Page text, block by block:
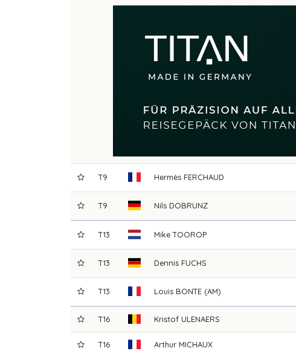
T9 Hermès FERCHAUD
T9 Nils DOBRUNZ
T13 Mike TOOROP
T13 Dennis FUCHS
T13 Louis BONTE (AM)
T16 Kristof ULENAERS
T16 Arthur MICHAUX